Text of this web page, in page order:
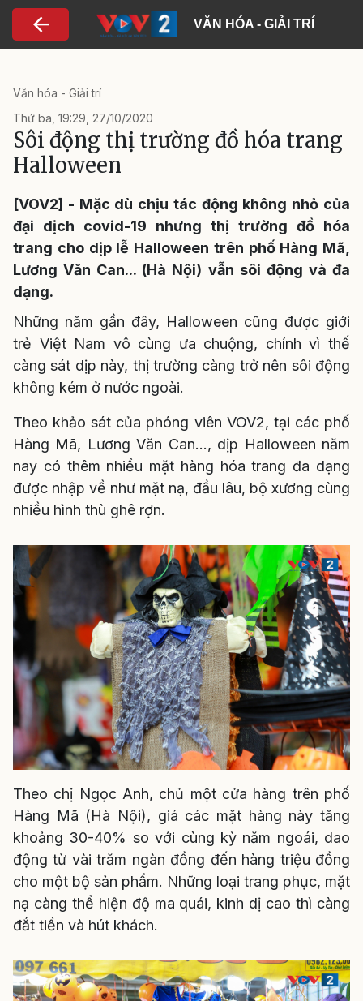
Nhảy đến nội dung
VĂN HÓA - GIẢI TRÍ
Văn hóa - Giải trí
Thứ ba, 19:29, 27/10/2020
Sôi động thị trường đồ hóa trang
Halloween
[VOV2] - Mặc dù chịu tác động không nhỏ của
đại dịch covid-19 nhưng thị trường đồ hóa
trang cho dịp lễ Halloween trên phố Hàng Mã,
Lương Văn Can... (Hà Nội) vẫn sôi động và đa
dạng.
Những năm gần đây, Halloween cũng được giới
trẻ Việt Nam vô cùng ưa chuộng, chính vì thế
càng sát dịp này, thị trường càng trở nên sôi động
không kém ở nước ngoài.
Theo khảo sát của phóng viên VOV2, tại các phố
Hàng Mã, Lương Văn Can..., dịp Halloween năm
nay có thêm nhiều mặt hàng hóa trang đa dạng
được nhập về như mặt nạ, đầu lâu, bộ xương cùng
nhiều hình thù ghê rợn.
Theo chị Ngọc Anh, chủ một cửa hàng trên phố
Hàng Mã (Hà Nội), giá các mặt hàng này tăng
khoảng 30-40% so với cùng kỳ năm ngoái, dao
động từ vài trăm ngàn đồng đến hàng triệu đồng
cho một bộ sản phẩm. Những loại trang phục, mặt
nạ càng thể hiện độ ma quái, kinh dị cao thì càng
đắt tiền và hút khách.